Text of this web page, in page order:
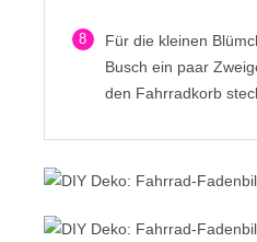
8
Für die kleinen
Busch ein paar
den Fahrradkorb